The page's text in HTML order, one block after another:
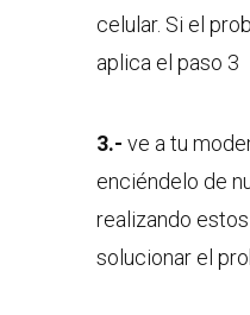
celular. Si el
aplica el paso 3
3.- ve a tu
enciéndelo de
realizando
solucionar el